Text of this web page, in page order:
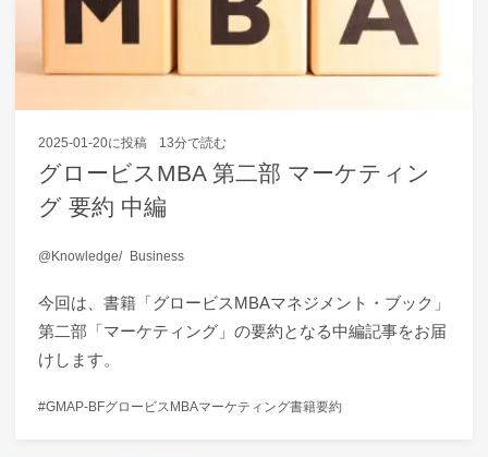
2025-01-20に投稿 13分で読む
グロービスMBA 第二部 マーケティン
グ 要約 中編
Knowledge Business
今回は、書籍「グロービスMBAマネジメント・ブック」
第二部「マーケティング」の要約となる中編記事をお届
けします。
GMAP-BFグロービスMBAマーケティング書籍要約